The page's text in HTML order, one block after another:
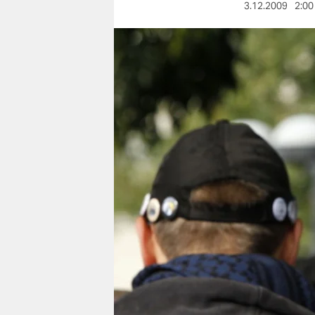
nord
verlag
verlag
veranstaltungen
shop
fragen & hilfe
unterstützen
abo
genossenschaft
3.12.2009